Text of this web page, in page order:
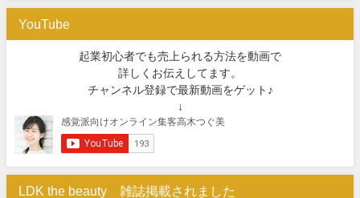
YouTube
起業初心者でも売上られる方法を動画で
詳しくお伝えしてます。
チャンネル登録で最新動画をゲット♪
↓
LDK the beauty 雑誌掲載されました